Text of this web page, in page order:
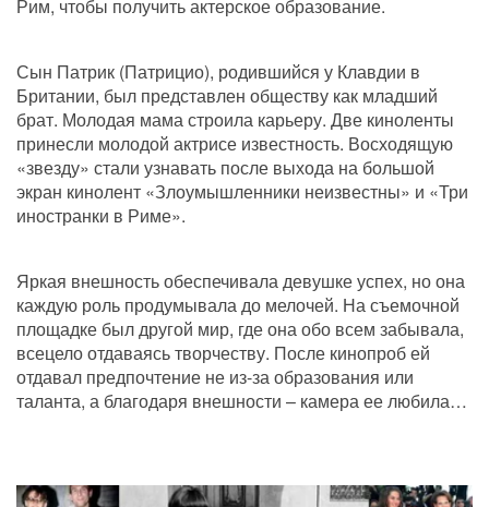
Рим, чтобы получить актерское образование.
Сын Патрик (Патрицио), родившийся у Клавдии в
Британии, был представлен обществу как младший
брат. Молодая мама строила карьеру. Две киноленты
принесли молодой актрисе известность. Восходящую
«звезду» стали узнавать после выхода на большой
экран кинолент «Злоумышленники неизвестны» и «Три
иностранки в Риме».
Яркая внешность обеспечивала девушке успех, но она
каждую роль продумывала до мелочей. На съемочной
площадке был другой мир, где она обо всем забывала,
всецело отдаваясь творчеству. После кинопроб ей
отдавал предпочтение не из-за образования или
таланта, а благодаря внешности – камера ее любила…